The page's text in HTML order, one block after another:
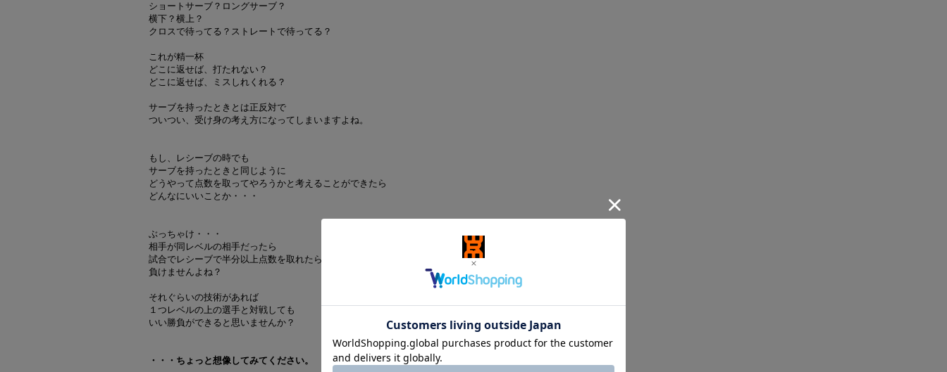
ショートサーブ？ロングサーブ？
横下？横上？
クロスで待ってる？ストレートで待ってる？
これが精一杯
どこに返せば、打たれない？
どこに返せば、ミスしれくれる？
サーブを持ったときとは正反対で
ついつい、受け身の考え方になってしまいますよね。
もし、レシーブの時でも
サーブを持ったときと同じように
どうやって点数を取ってやろうかと考えることができたら
どんなにいいことか・・・
ぶっちゃけ・・・
相手が同レベルの相手だったら
試合でレシーブで半分以上点数を取れたら
負けませんよね？
それぐらいの技術があれば
１つレベルの上の選手と対戦しても
いい勝負ができると思いませんか？
・・・ちょっと想像してみてください。